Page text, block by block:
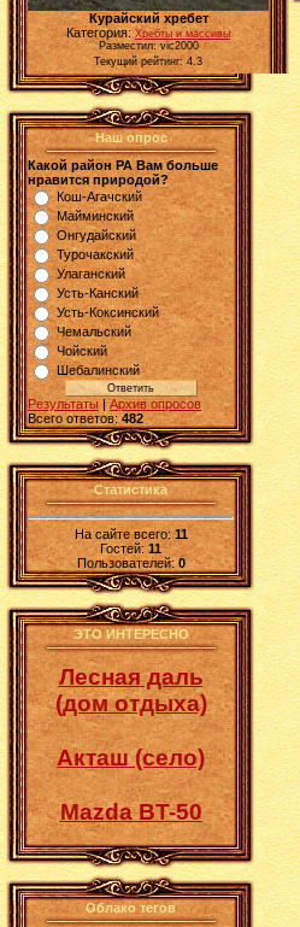
Курайский хребет
Категория:Хребты и массивы
Разместил: vic2000
Текущий рейтинг: 4.3
Наш опрос
Какой район РА Вам больше
нравится природой?
Кош-Агачский
Майминский
Онгудайский
Турочакский
Улаганский
Усть-Канский
Усть-Коксинский
Чемальский
Чойский
Шебалинский
Результаты |Архив опросов
Всего ответов: 482
Статистика
На сайте всего:11
Гостей: 11
Пользователей: 0
ЭТО ИНТЕРЕСНО
Лесная даль
(дом отдыха)
Акташ (село)
Mazda BT-50
Облако тегов